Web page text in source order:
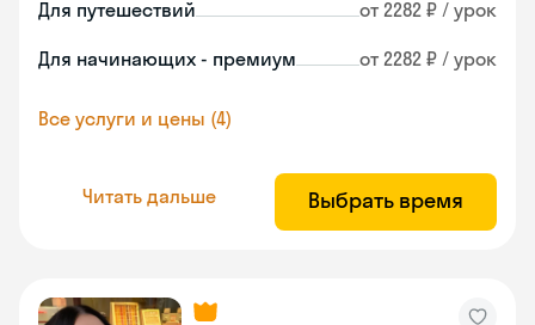
Для путешествий от 2282 ₽ / урок
Для начинающих - премиум от 2282 ₽ / урок
Все услуги и цены (4)
Читать дальше Выбрать время